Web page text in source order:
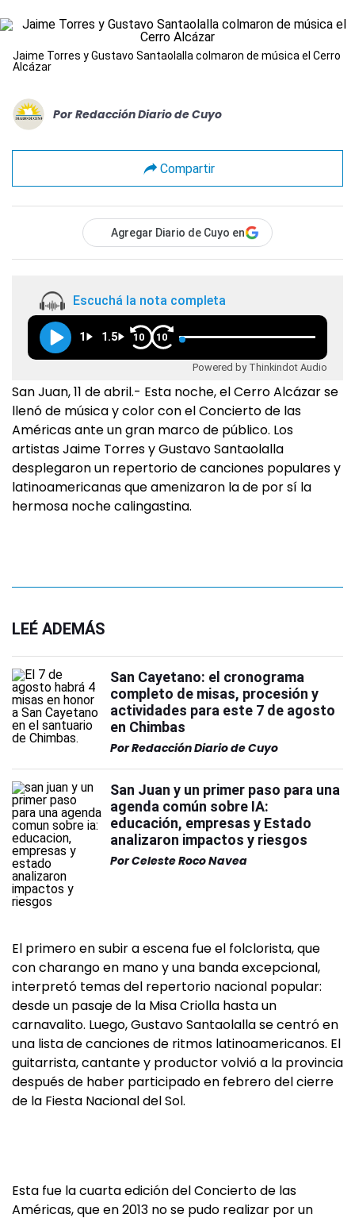
Jaime Torres y Gustavo Santaolalla colmaron de música el Cerro
Alcázar
Por Redacción Diario de Cuyo
Compartir
Agregar Diario de Cuyo en
Escuchá la nota completa
1 1.5 10 10
Powered by Thinkindot Audio
San Juan, 11 de abril.- Esta noche, el Cerro Alcázar se
llenó de música y color con el Concierto de las
Américas ante un gran marco de público. Los
artistas Jaime Torres y Gustavo Santaolalla
desplegaron un repertorio de canciones populares y
latinoamericanas que amenizaron la de por sí la
hermosa noche calingastina.
LEÉ ADEMÁS
San Cayetano: el cronograma
completo de misas, procesión y
actividades para este 7 de agosto
en Chimbas
PorRedacción Diario de Cuyo
San Juan y un primer paso para una
agenda común sobre IA:
educación, empresas y Estado
analizaron impactos y riesgos
PorCeleste Roco Navea
El primero en subir a escena fue el folclorista, que
con charango en mano y una banda excepcional,
interpretó temas del repertorio nacional popular:
desde un pasaje de la Misa Criolla hasta un
carnavalito. Luego, Gustavo Santaolalla se centró en
una lista de canciones de ritmos latinoamericanos. El
guitarrista, cantante y productor volvió a la provincia
después de haber participado en febrero del cierre
de la Fiesta Nacional del Sol.
Esta fue la cuarta edición del Concierto de las
Américas, que en 2013 no se pudo realizar por un